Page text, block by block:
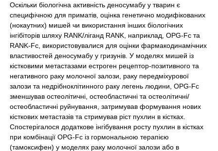
Оскільки біологічна активність деносумабу у тварин є
специфічною для приматів, оцінка генетично модифікованих
(нокаутних) мишей чи використання інших біологічних
інгібіторів шляху RANK/ліганд RANK, наприклад, OPG-Fc та
RANK-Fc, використовувалися для оцінки фармакодинамічних
властивостей деносумабу у гризунів. У моделях мишей із
кістковими метастазами естроген рецептор-позитивного та
негативного раку молочної залози, раку передміхурової
залози та недрібноклітинного раку легень людини, OPG-Fc
зменшував остеолітичні, остеобластичні та остеолітичні/
остеобластичні руйнування, затримував формування нових
кісткових метастазів та стримував ріст пухлин в кістках.
Спостерігалося додаткове інгібування росту пухлин в кістках
при комбінації OPG-Fc із гормональною терапією
(тамоксифен) у моделях раку молочної залози або в